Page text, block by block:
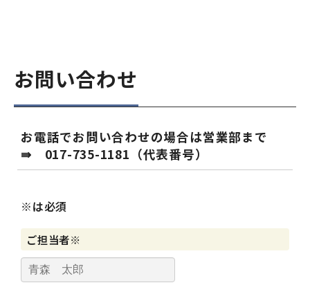
お問い合わせ
お電話でお問い合わせの場合は営業部まで
⇛ 017-735-1181（代表番号）
※は必須
ご担当者※